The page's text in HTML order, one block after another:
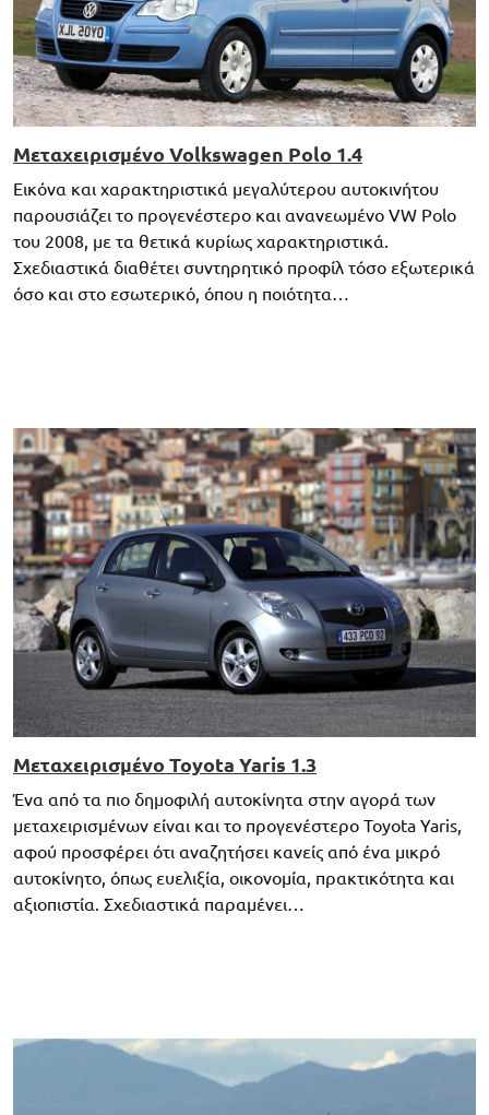
Μεταχειρισμένο Volkswagen Polo 1.4
Εικόνα και χαρακτηριστικά μεγαλύτερου αυτοκινήτου
παρουσιάζει το προγενέστερο και ανανεωμένο VW Polo
του 2008, με τα θετικά κυρίως χαρακτηριστικά.
Σχεδιαστικά διαθέτει συντηρητικό προφίλ τόσο εξωτερικά
όσο και στο εσωτερικό, όπου η ποιότητα…
Μεταχειρισμένο Toyota Yaris 1.3
Ένα από τα πιο δημοφιλή αυτοκίνητα στην αγορά των
μεταχειρισμένων είναι και το προγενέστερο Toyota Yaris,
αφού προσφέρει ότι αναζητήσει κανείς από ένα μικρό
αυτοκίνητο, όπως ευελιξία, οικονομία, πρακτικότητα και
αξιοπιστία. Σχεδιαστικά παραμένει…